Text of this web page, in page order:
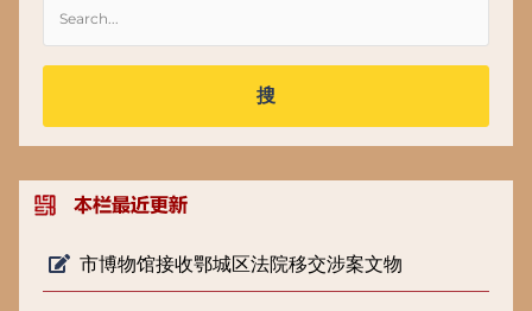
搜
市博物馆接收鄂城区法院移交涉案文物